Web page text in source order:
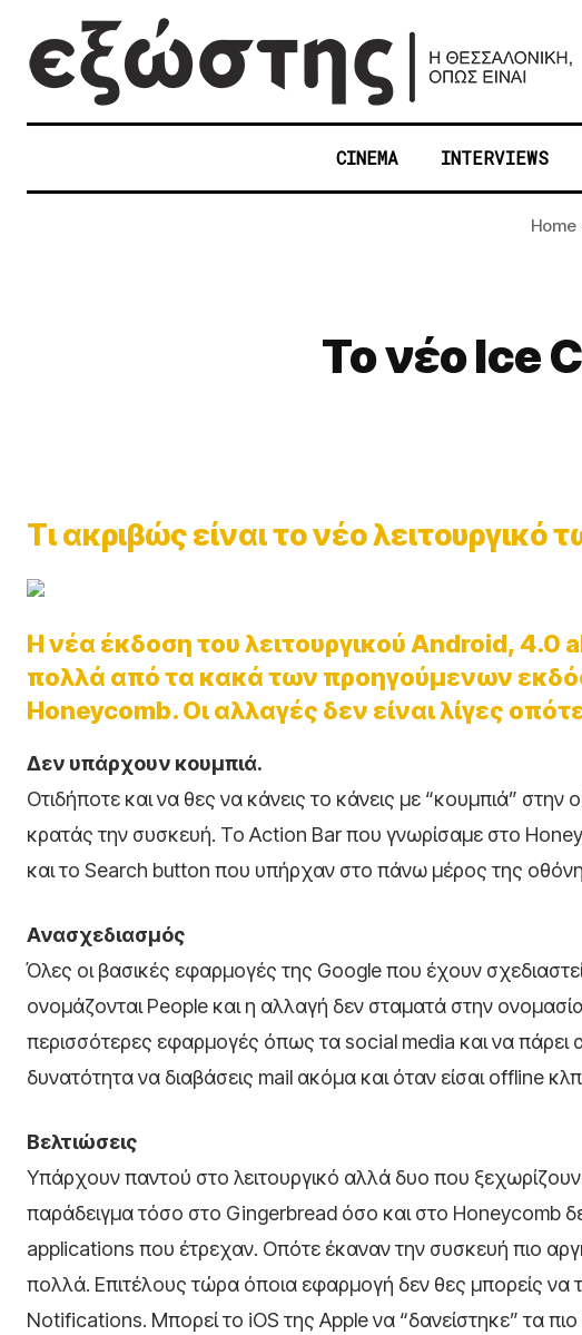
CINEMA INTERVIEWS
Home
To νέο Ice
Τι ακριβώς είναι το νέο
H νέα έκδοση του λειτουργικού Android, 4.0
πολλά από τα κακά των προηγούμενων
Honeycomb. Οι αλλαγές δεν είναι λίγες
Δεν υπάρχουν κουμπιά.
Οτιδήποτε και να θες να κάνεις το κάνεις με “κουμπιά”
κρατάς την συσκευή. Το Action Bar που γνωρίσαμε στο
και το Search button που υπήρχαν στο πάνω μέρος της
Ανασχεδιασμός
Όλες οι βασικές εφαρμογές της Google που έχουν
ονομάζονται People και η αλλαγή δεν σταματά στην
περισσότερες εφαρμογές όπως τα social media και να πάρει
δυνατότητα να διαβάσεις mail ακόμα και όταν είσαι offline
Βελτιώσεις
Υπάρχουν παντού στο λειτουργικό αλλά δυο που
παράδειγμα τόσο στο Gingerbread όσο και στο Honeycomb
applications που έτρεχαν. Οπότε έκαναν την συσκευή πιο
πολλά. Επιτέλους τώρα όποια εφαρμογή δεν θες μπορείς να
Notifications. Μπορεί το iOS της Apple να “δανείστηκε” τα